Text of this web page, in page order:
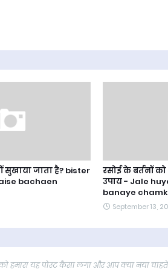
सुखाया जाता है? bister
bachaen
रसोई के बर्तनों
उपाय - Jale
banaye
September 13,
हमारा यह पोस्ट कैसा लगा और आप क्या नया